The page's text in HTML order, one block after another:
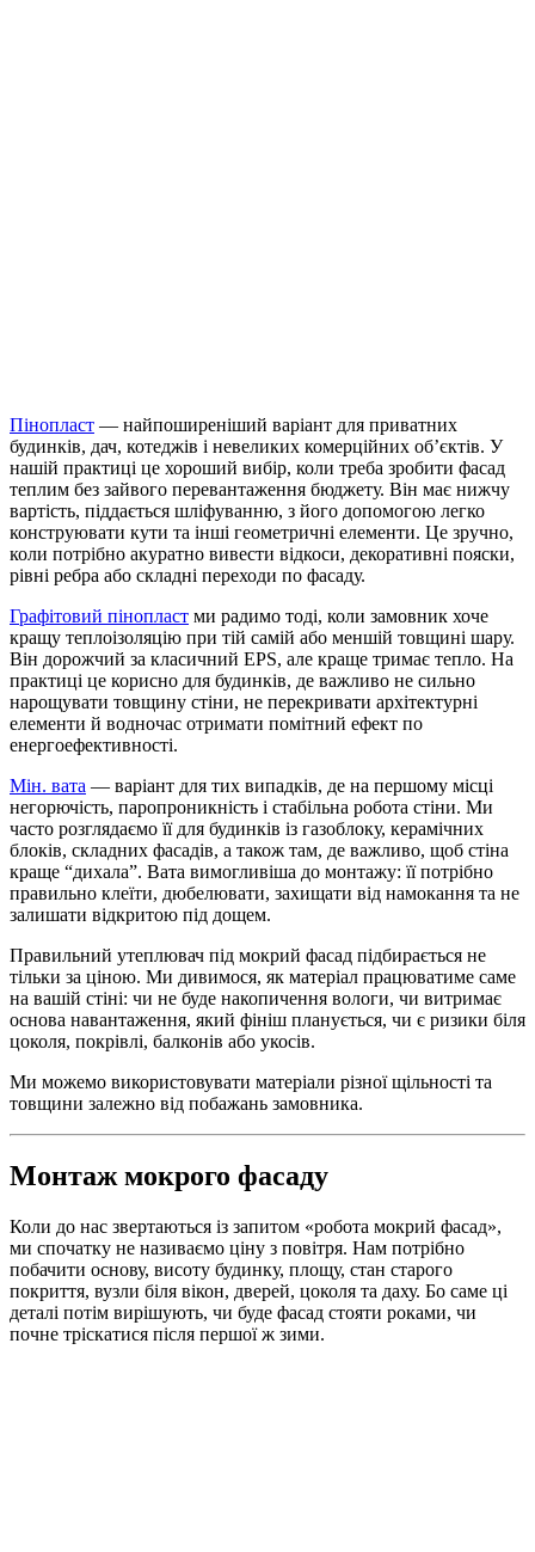
Пінопласт — найпоширеніший варіант для приватних
будинків, дач, котеджів і невеликих комерційних об’єктів. У
нашій практиці це хороший вибір, коли треба зробити фасад
теплим без зайвого перевантаження бюджету. Він має нижчу
вартість, піддається шліфуванню, з його допомогою легко
конструювати кути та інші геометричні елементи. Це зручно,
коли потрібно акуратно вивести відкоси, декоративні пояски,
рівні ребра або складні переходи по фасаду.
Графітовий пінопласт ми радимо тоді, коли замовник хоче
кращу теплоізоляцію при тій самій або меншій товщині шару.
Він дорожчий за класичний EPS, але краще тримає тепло. На
практиці це корисно для будинків, де важливо не сильно
нарощувати товщину стіни, не перекривати архітектурні
елементи й водночас отримати помітний ефект по
енергоефективності.
Мін. вата — варіант для тих випадків, де на першому місці
негорючість, паропроникність і стабільна робота стіни. Ми
часто розглядаємо її для будинків із газоблоку, керамічних
блоків, складних фасадів, а також там, де важливо, щоб стіна
краще “дихала”. Вата вимогливіша до монтажу: її потрібно
правильно клеїти, дюбелювати, захищати від намокання та не
залишати відкритою під дощем.
Правильний утеплювач під мокрий фасад підбирається не
тільки за ціною. Ми дивимося, як матеріал працюватиме саме
на вашій стіні: чи не буде накопичення вологи, чи витримає
основа навантаження, який фініш планується, чи є ризики біля
цоколя, покрівлі, балконів або укосів.
Ми можемо використовувати матеріали різної щільності та
товщини залежно від побажань замовника.
Монтаж мокрого фасаду
Коли до нас звертаються із запитом «робота мокрий фасад»,
ми спочатку не називаємо ціну з повітря. Нам потрібно
побачити основу, висоту будинку, площу, стан старого
покриття, вузли біля вікон, дверей, цоколя та даху. Бо саме ці
деталі потім вирішують, чи буде фасад стояти роками, чи
почне тріскатися після першої ж зими.